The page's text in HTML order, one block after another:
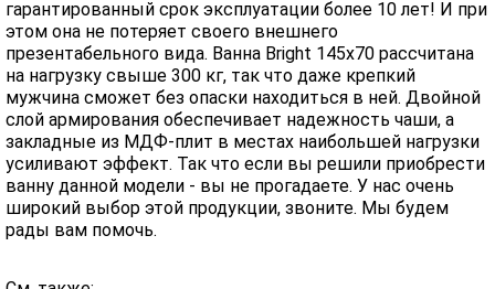
гарантированный срок эксплуатации более 10 лет! И при
этом она не потеряет своего внешнего
презентабельного вида. Ванна Bright 145x70 рассчитана
на нагрузку свыше 300 кг, так что даже крепкий
мужчина сможет без опаски находиться в ней. Двойной
слой армирования обеспечивает надежность чаши, а
закладные из МДФ-плит в местах наибольшей нагрузки
усиливают эффект. Так что если вы решили приобрести
ванну данной модели - вы не прогадаете. У нас очень
широкий выбор этой продукции, звоните. Мы будем
рады вам помочь.